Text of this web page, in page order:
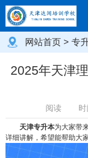
网站首页 > 专
升本有哪些专
2025年天津
阅读 时
天津专升本为大家带
详细讲解，希望能帮助大